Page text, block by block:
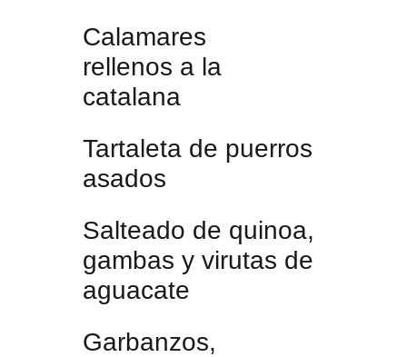
Calamares
rellenos a la
catalana
Tartaleta de puerros
asados
Salteado de quinoa,
gambas y virutas de
aguacate
Garbanzos,